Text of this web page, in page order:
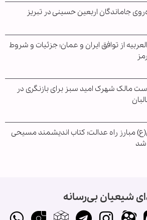
جاماندگان اربعین حسینی در تبریز
از توافق ایران و عمان؛ جزئیات و شروط
مالک شهرک امید سبز برای بازنگری در
مبارز راه عدالت؛ کتاب اندیشمند مسیحی
شد
شیعیان بی‌رسانه